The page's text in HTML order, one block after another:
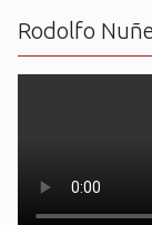
Rodolfo